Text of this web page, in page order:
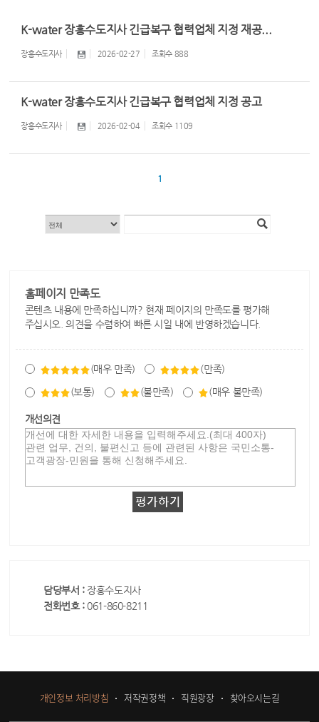
K-water 장흥수도지사 긴급복구 협력업체 지정 재공...
장흥수도지사 2026-02-27 조회수 888
K-water 장흥수도지사 긴급복구 협력업체 지정 공고
장흥수도지사 2026-02-04 조회수 1109
1
홈페이지 만족도
콘텐츠 내용에 만족하십니까? 현재 페이지의 만족도를 평가해
주십시오. 의견을 수렴하여 빠른 시일 내에 반영하겠습니다.
(매우 만족) (만족)
(보통) (불만족) (매우 불만족)
개선의견
담당부서 : 장흥수도지사
전화번호 : 061-860-8211
개인정보 처리방침 저작권정책 직원광장 찾아오시는길